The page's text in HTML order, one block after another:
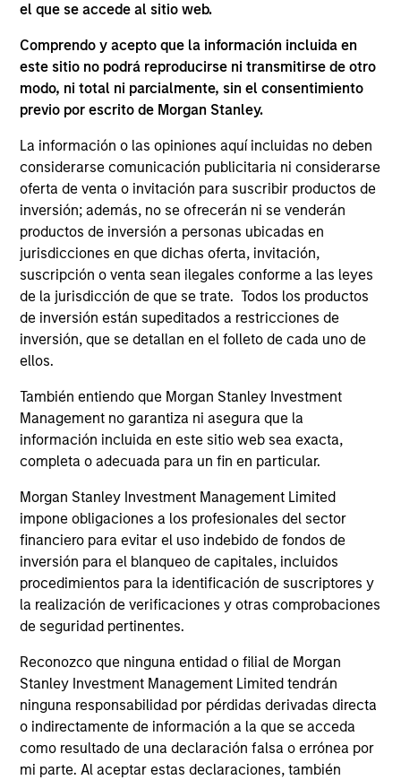
el que se accede al sitio web.
Comprendo y acepto que la información incluida en
este sitio no podrá reproducirse ni transmitirse de otro
modo, ni total ni parcialmente, sin el consentimiento
previo por escrito de Morgan Stanley.
La información o las opiniones aquí incluidas no deben
considerarse comunicación publicitaria ni considerarse
oferta de venta o invitación para suscribir productos de
inversión; además, no se ofrecerán ni se venderán
productos de inversión a personas ubicadas en
jurisdicciones en que dichas oferta, invitación,
suscripción o venta sean ilegales conforme a las leyes
de la jurisdicción de que se trate. Todos los productos
de inversión están supeditados a restricciones de
inversión, que se detallan en el folleto de cada uno de
ellos.
También entiendo que Morgan Stanley Investment
Management no garantiza ni asegura que la
información incluida en este sitio web sea exacta,
completa o adecuada para un fin en particular.
Morgan Stanley Investment Management Limited
impone obligaciones a los profesionales del sector
financiero para evitar el uso indebido de fondos de
inversión para el blanqueo de capitales, incluidos
procedimientos para la identificación de suscriptores y
la realización de verificaciones y otras comprobaciones
de seguridad pertinentes.
Reconozco que ninguna entidad o filial de Morgan
Stanley Investment Management Limited tendrán
ninguna responsabilidad por pérdidas derivadas directa
o indirectamente de información a la que se acceda
como resultado de una declaración falsa o errónea por
mi parte. Al aceptar estas declaraciones, también
US Mortgage Strategy
Invests in a diversified portfolio of
mortgage- related securities with the goal of
Global Securitized Strategy
Invests in a portfolio of mortgages and
securitized debt instruments issued by
government agencies and private
institutions.
ARTÍCULOS RELACIONADOS
ARTÍCULO
Agency MBS & Housing Market
Overview of the trends and developments in
the Agency MBS and Housing Markets.